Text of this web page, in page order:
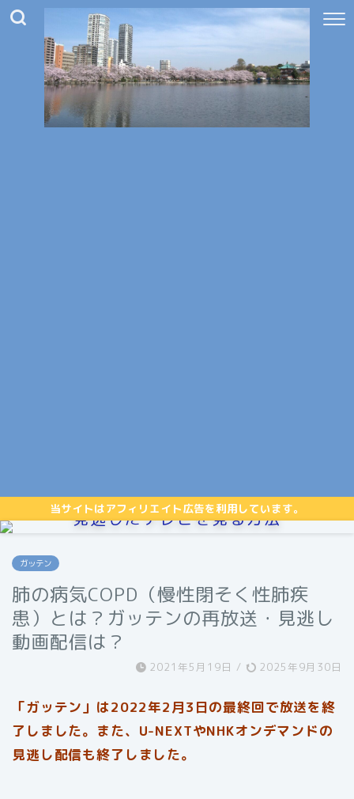
当サイトはアフィリエイト広告を利用しています。
見逃したテレビを見る方法
ガッテン
肺の病気COPD（慢性閉そく性肺疾
患）とは？ガッテンの再放送・見逃し
動画配信は？
2021年5月19日 / 2025年9月30日
「ガッテン」は2022年2月3日の最終回で放送を終
了しました。また、U-NEXTやNHKオンデマンドの
見逃し配信も終了しました。